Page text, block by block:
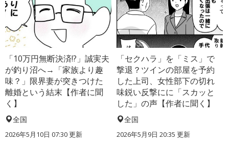
「10万円無断決済!?」誠実夫
が釣り沼へ→「家族より趣
味？」限界妻が突きつけた
離婚という結末【作者に聞
く】
全国
2026年5月10日 07:30 更新
「セクハラ」を「ミス」で
撃退？ツインの部屋を予約
した上司、女性部下の切れ
味鋭い反撃にに「スカッと
した」の声【作者に聞く】
全国
2026年5月9日 20:35 更新